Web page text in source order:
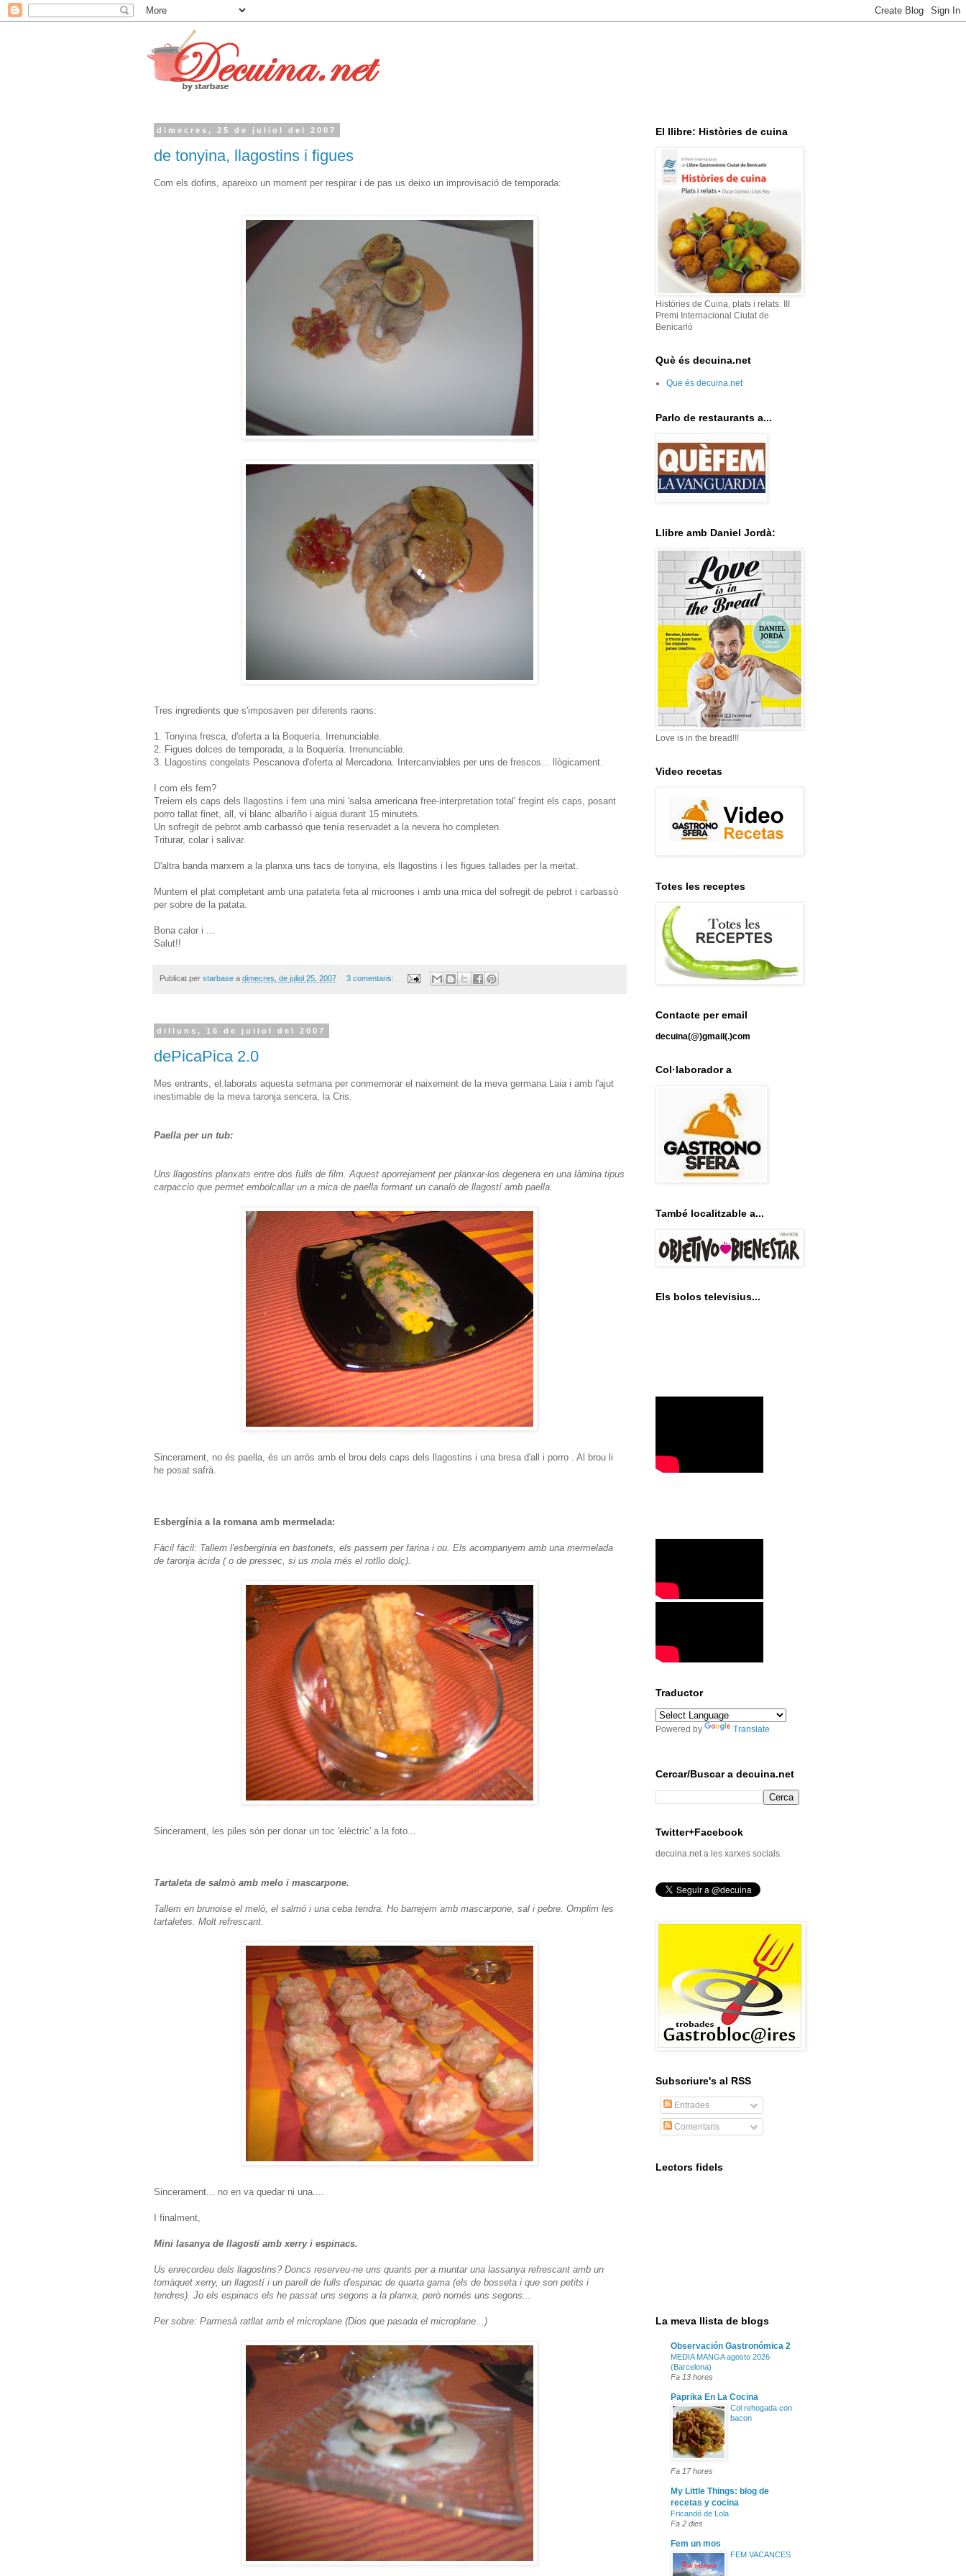
dimecres, 25 de juliol del 2007
de tonyina, llagostins i figues
Com els dofins, apareixo un moment per respirar i de pas us deixo un improvisació de temporada:
Tres ingredients que s'imposaven per diferents raons:
1. Tonyina fresca, d'oferta a la Boquería. Irrenunciable.
2. Figues dolces de temporada, a la Boquería. Irrenunciable.
3. Llagostins congelats Pescanova d'oferta al Mercadona. Intercanviables per uns de frescos... llògicament.
I com els fem?
Treiem els caps dels llagostins i fem una mini 'salsa americana free-interpretation total' fregint els caps, posant
porro tallat finet, all, vi blanc albariño i aigua durant 15 minutets.
Un sofregit de pebrot amb carbassó que tenía reservadet a la nevera ho completen.
Triturar, colar i salivar.
D'altra banda marxem a la planxa uns tacs de tonyina, els llagostins i les figues tallades per la meitat.
Muntem el plat completant amb una patateta feta al microones i amb una mica del sofregit de pebrot i carbassò
per sobre de la patata.
Bona calor i ...
Salut!!
Publicat per starbase a dimecres, de juliol 25, 2007 3 comentaris:
dilluns, 16 de juliol del 2007
dePicaPica 2.0
Mes entrants, el.laborats aquesta setmana per conmemorar el naixement de la meva germana Laia i amb l'ajut
inestimable de la meva taronja sencera, la Cris.
Paella per un tub:
Uns llagostins planxats entre dos fulls de film. Aquest aporrejament per planxar-los degenera en una làmina tipus
carpaccio que permet embolcallar un a mica de paella formant un canalò de llagostí amb paella.
Sincerament, no és paella, és un arròs amb el brou dels caps dels llagostins i una bresa d'all i porro . Al brou li
he posat safrà.
Esbergínia a la romana amb mermelada:
Fàcil fàcil: Tallem l'esbergínia en bastonets, els passem per farina i ou. Els acompanyem amb una mermelada
de taronja àcida ( o de pressec, si us mola més el rotllo dolç).
Sincerament, les piles són per donar un toc 'elèctric' a la foto...
Tartaleta de salmò amb melo i mascarpone.
Tallem en brunoise el melò, el salmó i una ceba tendra. Ho barrejem amb mascarpone, sal i pebre. Omplim les
tartaletes. Molt refrescant.
Sincerament... no en va quedar ni una....
I finalment,
Mini lasanya de llagostí amb xerry i espinacs.
Us enrecordeu dels llagostins? Doncs reserveu-ne uns quants per a muntar una lassanya refrescant amb un
tomàquet xerry, un llagostí i un parell de fulls d'espinac de quarta gama (els de bosseta i que son petits i
tendres). Jo els espinacs els he passat uns segons a la planxa, però només uns segons...
Per sobre: Parmesà ratllat amb el microplane (Dios que pasada el microplane...)
El llibre: Històries de cuina
Històries de Cuina, plats i relats. III
Premi Internacional Ciutat de
Benicarló
Què és decuina.net
Que és decuina.net
Parlo de restaurants a...
Llibre amb Daniel Jordà:
Love is in the bread!!!
Video recetas
Totes les receptes
Contacte per email
decuina(@)gmail(.)com
Col·laborador a
També localitzable a...
Els bolos televisius...
Traductor
Powered by Translate
Cercar/Buscar a decuina.net
Twitter+Facebook
decuina.net a les xarxes socials.
Subscriure's al RSS
Entrades
Comentaris
Lectors fidels
La meva llista de blogs
Observación Gastronómica 2
MEDIA MANGA agosto 2026
(Barcelona)
Fa 13 hores
Paprika En La Cocina
Col rehogada con
bacon
Fa 17 hores
My Little Things: blog de
recetas y cocina
Fricandó de Lola
Fa 2 dies
Fem un mos
FEM VACANCES